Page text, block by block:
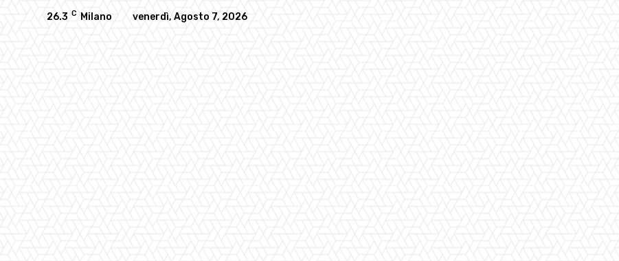
26.3 C Milano venerdì, Agosto 7, 2026